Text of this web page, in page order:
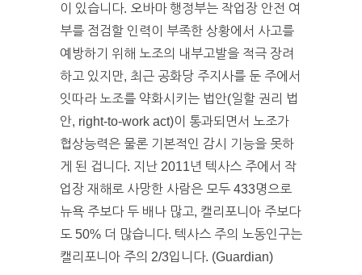
이 있습니다. 오바마 행정부는 작업장 안전 여
부를 점검할 인력이 부족한 상황에서 사고를
예방하기 위해 노조의 내부고발을 적극 장려
하고 있지만, 최근 공화당 주지사를 둔 주에서
잇따라 노조를 약화시키는 법안(일할 권리 법
안, right-to-work act)이 통과되면서 노조가
협상능력은 물론 기본적인 감시 기능을 못하
게 된 겁니다. 지난 2011년 텍사스 주에서 작
업장 재해로 사망한 사람은 모두 433명으로
뉴욕 주보다 두 배나 많고, 캘리포니아 주보다
도 50% 더 많습니다. 텍사스 주의 노동인구는
캘리포니아 주의 2/3입니다. (Guardian)